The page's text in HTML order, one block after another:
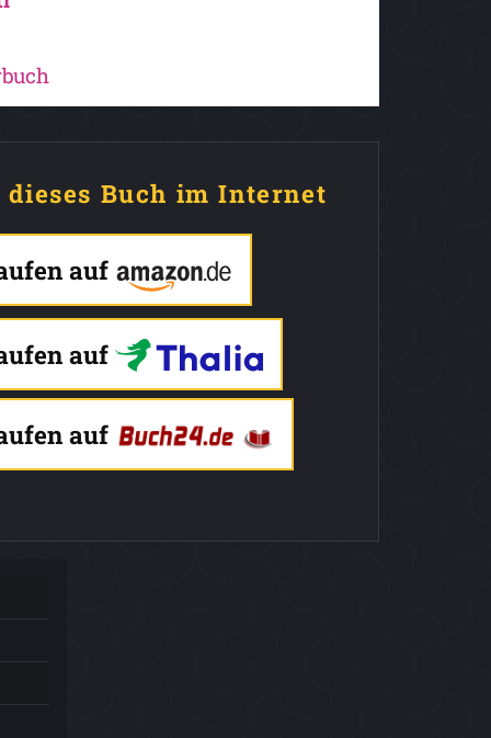
dieses Buch im Internet
auf
auf
auf